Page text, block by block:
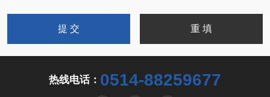
热线电话： 0514-88259677